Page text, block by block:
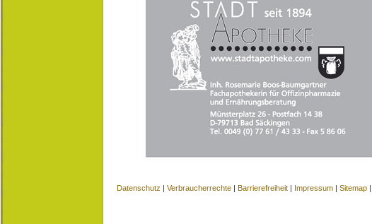
Datenschutz | Verbraucherrechte | Barrierefreiheit | Impressum | Sitemap |